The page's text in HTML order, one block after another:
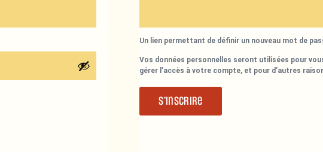
Un lien permettant de définir un nouveau mot de
Vos données personnelles seront utilisées pour
gérer l’accès à votre compte, et pour d’autres
S’inscrire